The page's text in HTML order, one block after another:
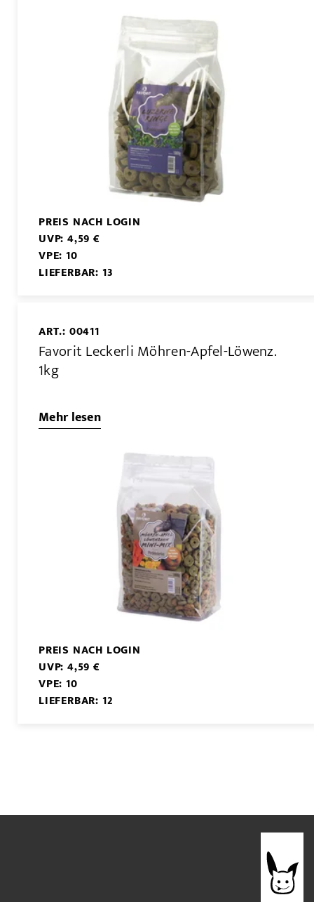
PREIS NACH LOGIN
UVP: 4,59 €
VPE: 10
LIEFERBAR: 13
ART.: 00411
Favorit Leckerli Möhren-Apfel-Löwenz.
1kg
Mehr lesen
PREIS NACH LOGIN
UVP: 4,59 €
VPE: 10
LIEFERBAR: 12